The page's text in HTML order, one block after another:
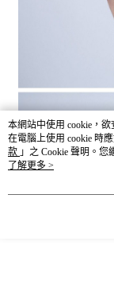
本網站中使用 cookie，
在電腦上使用 cookie 時
款 」之 Cookie 聲明。
之 Cookie 聲明使用 cookie
了解更多 >